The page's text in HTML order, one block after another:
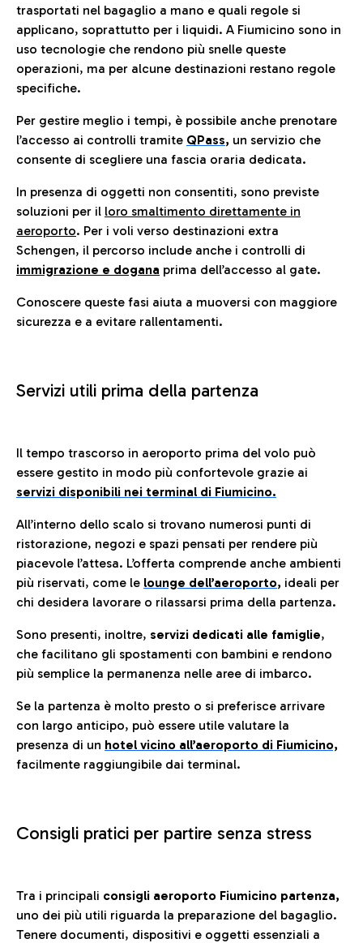
trasportati nel bagaglio a mano e quali regole si
applicano, soprattutto per i liquidi. A Fiumicino sono in
uso tecnologie che rendono più snelle queste
operazioni, ma per alcune destinazioni restano regole
specifiche.
Per gestire meglio i tempi, è possibile anche prenotare
l’accesso ai controlli tramite QPass, un servizio che
consente di scegliere una fascia oraria dedicata.
In presenza di oggetti non consentiti, sono previste
soluzioni per il loro smaltimento direttamente in
aeroporto. Per i voli verso destinazioni extra
Schengen, il percorso include anche i controlli di
immigrazione e dogana prima dell’accesso al gate.
Conoscere queste fasi aiuta a muoversi con maggiore
sicurezza e a evitare rallentamenti.
Servizi utili prima della partenza
Il tempo trascorso in aeroporto prima del volo può
essere gestito in modo più confortevole grazie ai
servizi disponibili nei terminal di Fiumicino.
All’interno dello scalo si trovano numerosi punti di
ristorazione, negozi e spazi pensati per rendere più
piacevole l’attesa. L’offerta comprende anche ambienti
più riservati, come le lounge dell’aeroporto, ideali per
chi desidera lavorare o rilassarsi prima della partenza.
Sono presenti, inoltre, servizi dedicati alle famiglie,
che facilitano gli spostamenti con bambini e rendono
più semplice la permanenza nelle aree di imbarco.
Se la partenza è molto presto o si preferisce arrivare
con largo anticipo, può essere utile valutare la
presenza di un hotel vicino all’aeroporto di Fiumicino,
facilmente raggiungibile dai terminal.
Consigli pratici per partire senza stress
Tra i principali consigli aeroporto Fiumicino partenza,
uno dei più utili riguarda la preparazione del bagaglio.
Tenere documenti, dispositivi e oggetti essenziali a